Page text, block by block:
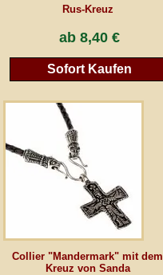
Rus-Kreuz
ab 8,40 €
Sofort Kaufen
Collier "Mandermark" mit dem
Kreuz von Sanda